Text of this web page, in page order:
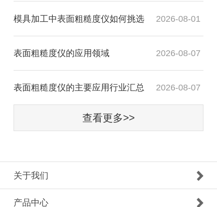
模具加工中表面粗糙度仪如何挑选 2026-08-01
表面粗糙度仪的应用领域 2026-08-07
表面粗糙度仪的主要应用行业汇总 2026-08-07
查看更多>>
关于我们
产品中心